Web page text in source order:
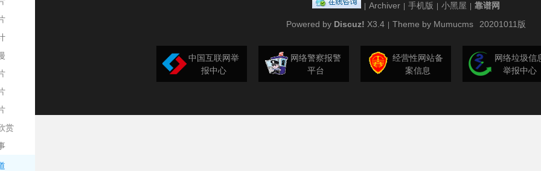
赏
Archiver 手机版 小黑屋
靠谱网
Powered by Discuz! X3.4 Theme by Mumucms 20201011版
中国互联网举
报中心
网络警察报警
平台
经营性网站备
案信息
网络垃圾信
举报中心